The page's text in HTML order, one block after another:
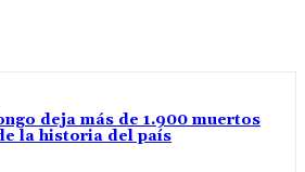
deja más de 1.900 muertos
la historia del país